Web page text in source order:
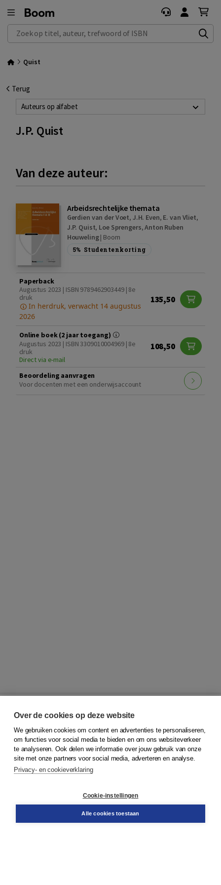
Zoek op titel, auteur, trefwoord of ISBN
Quist
Terug
Auteurs op alfabet
J.P. Quist
Van deze auteur:
Arbeidsrechtelijke themata
Gerdien van der Voet, J.H. Even, E. van Vliet,
J.P. Quist, Loe Sprengers,Anton Ruben
Houweling| Boom
5% Studentenkorting
Paperback
Augustus 2023 | ISBN 9789462903449 | 8e
druk
In herdruk, verwacht 14 augustus
2026
135,50
Online boek (2 jaar toegang)
Augustus 2023 | ISBN 3309010004969 | 8e
druk
Direct via e-mail
108,50
Beoordeling aanvragen
Voor docenten met een onderwijsaccount
© 2026Koninklijke Boom uitgevers
Klantenservice
Service & informatie
Contact
Over de cookies op deze website
We gebruiken cookies om content en advertenties te personaliseren,
om functies voor social media te bieden en om ons websiteverkeer
te analyseren. Ook delen we informatie over jouw gebruik van onze
site met onze partners voor social media, adverteren en analyse.
Privacy- en cookieverklaring
Cookie-instellingen
Alle cookies toestaan